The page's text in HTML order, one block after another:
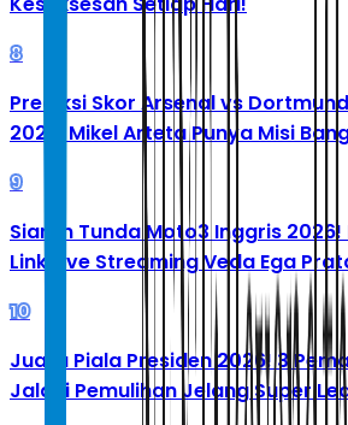
8
Prediksi Skor Arsenal vs
2026: Mikel Arteta Punya Misi
9
Siaran Tunda Moto3 Inggris
Link Live Streaming Veda Ega
10
Juara Piala Presiden 2026! 3
Jalani Pemulihan Jelang Super